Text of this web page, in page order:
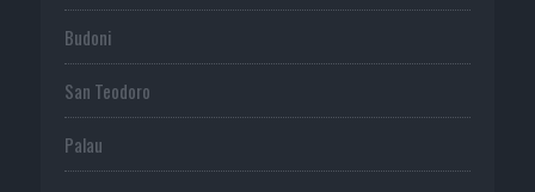
Budoni
San Teodoro
Palau